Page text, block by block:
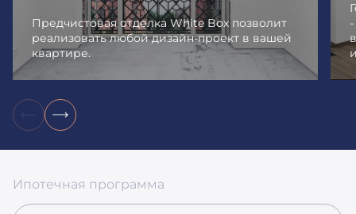
Предчистовая отделка White Box позволит
реализовать любой дизайн-проект в вашей
квартире.
Ипотечная программа